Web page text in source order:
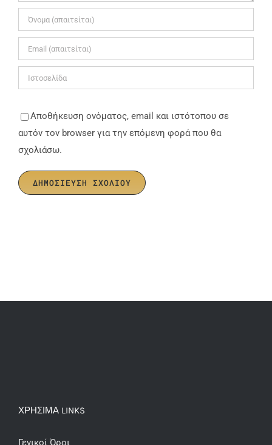
Αποθήκευση ονόματος, email και ιστότοπου σε
αυτόν τον browser για την επόμενη φορά που θα
σχολιάσω.
ΧΡΗΣΙΜΑ LINKS
Γενικοί Όροι